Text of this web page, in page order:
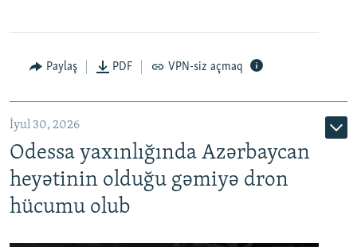
Paylaş PDF VPN-siz açmaq
İyul 30, 2026
Odessa yaxınlığında Azərbaycan
heyətinin olduğu gəmiyə dron
hücumu olub